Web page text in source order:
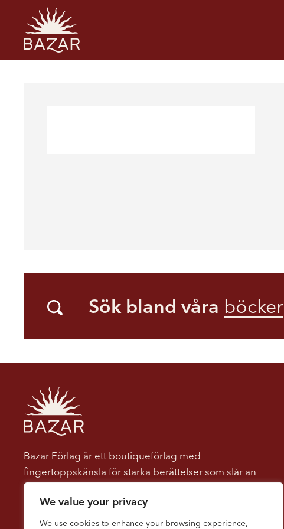
We value your privacy
We use cookies to enhance your browsing experience,
Sök bland våra böcker
Bazar Förlag är ett boutiqueförlag med
fingertoppskänsla för starka berättelser som slår an
hos läsaren. Vi ger ut böcker som berör, engagerar
och dröjer sig kvar. Vi tror på kraften i berättelser
som både underhåller och utmanar, som öppnar